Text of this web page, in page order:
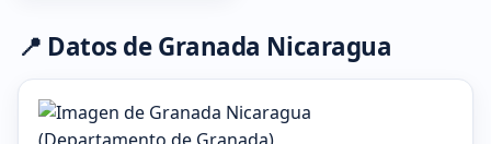
📍 Datos de Granada Nicaragua